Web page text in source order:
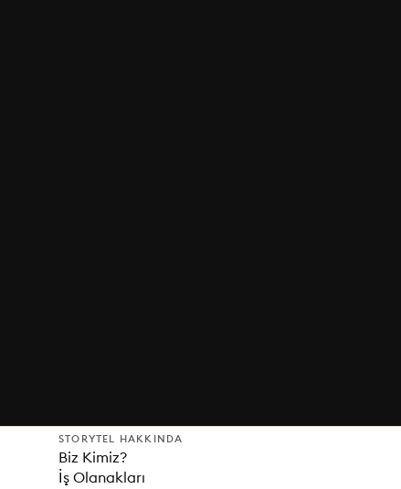
STORYTEL HAKKINDA
Biz Kimiz?
İş Olanakları